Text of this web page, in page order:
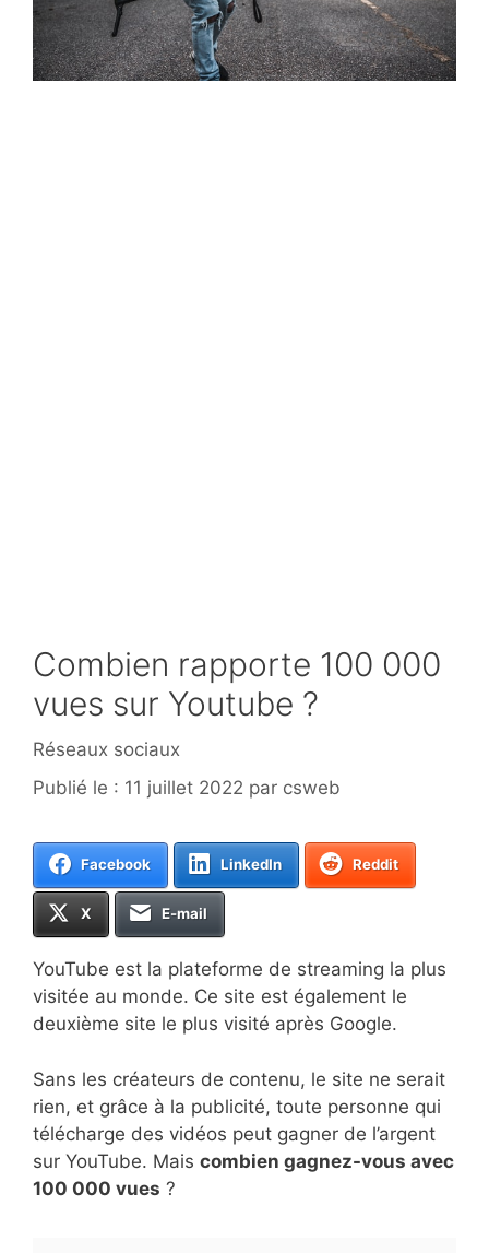
Combien rapporte 100 000
vues sur Youtube ?
Catégories
Réseaux sociaux
11 juillet 2022 par csweb
Facebook LinkedIn Reddit
X E-mail
YouTube est la plateforme de streaming la plus
visitée au monde. Ce site est également le
deuxième site le plus visité après Google.
Sans les créateurs de contenu, le site ne serait
rien, et grâce à la publicité, toute personne qui
télécharge des vidéos peut gagner de l’argent
sur YouTube. Mais combien gagnez-vous avec
100 000 vues ?